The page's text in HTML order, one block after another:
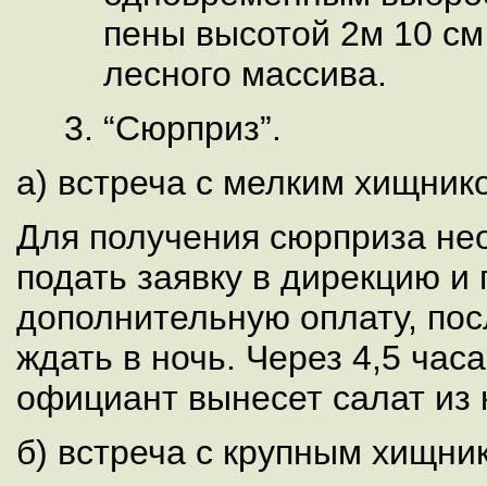
пены высотой 2м 10
лесного массива.
“Сюрприз”.
а) встреча с мелким
Для получения сюрприза
подать заявку в дирекцию и
дополнительную оплату,
ждать в ночь. Через 4,5
официант вынесет салат из
б) встреча с крупным